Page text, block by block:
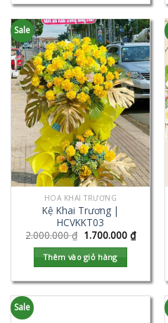
Sale
HOA KHAI TRƯƠNG
Kệ Khai Trương |
HCVKKT03
2.000.000₫ 1.700.000 ₫
Thêm vào giỏ hàng
Sale